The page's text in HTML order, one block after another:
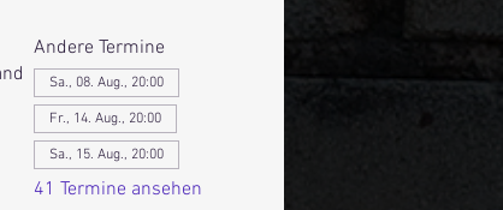
Andere Termine
Sa., 08. Aug., 20:00
Fr., 14. Aug., 20:00
Sa., 15. Aug., 20:00
41 Termine ansehen